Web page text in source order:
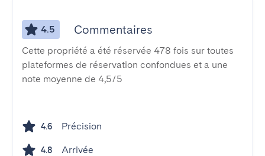
4.5 Commentaires
Cette propriété a été réservée 478 fois sur toutes
plateformes de réservation confondues et a une
note moyenne de 4,5/5
4.6 Précision
4.8 Arrivée